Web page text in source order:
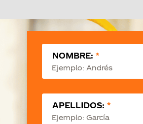
NOMBRE: *
APELLIDOS: *
DE COOKIES